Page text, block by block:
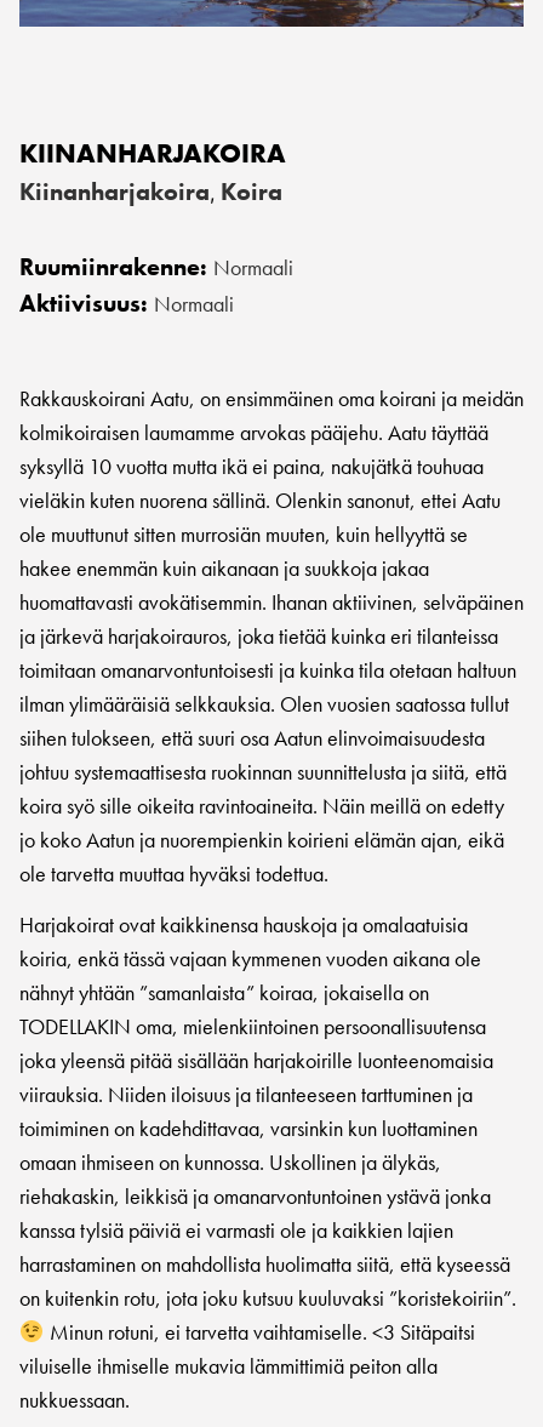
KIINANHARJAKOIRA
Kiinanharjakoira, Koira
Ruumiinrakenne: Normaali
Aktiivisuus: Normaali
Rakkauskoirani Aatu, on ensimmäinen oma koirani ja meidän
kolmikoiraisen laumamme arvokas pääjehu. Aatu täyttää
syksyllä 10 vuotta mutta ikä ei paina, nakujätkä touhuaa
vieläkin kuten nuorena sällinä. Olenkin sanonut, ettei Aatu
ole muuttunut sitten murrosiän muuten, kuin hellyyttä se
hakee enemmän kuin aikanaan ja suukkoja jakaa
huomattavasti avokätisemmin. Ihanan aktiivinen, selväpäinen
ja järkevä harjakoirauros, joka tietää kuinka eri tilanteissa
toimitaan omanarvontuntoisesti ja kuinka tila otetaan haltuun
ilman ylimääräisiä selkkauksia. Olen vuosien saatossa tullut
siihen tulokseen, että suuri osa Aatun elinvoimaisuudesta
johtuu systemaattisesta ruokinnan suunnittelusta ja siitä, että
koira syö sille oikeita ravintoaineita. Näin meillä on edetty
jo koko Aatun ja nuorempienkin koirieni elämän ajan, eikä
ole tarvetta muuttaa hyväksi todettua.
Harjakoirat ovat kaikkinensa hauskoja ja omalaatuisia
koiria, enkä tässä vajaan kymmenen vuoden aikana ole
nähnyt yhtään ”samanlaista” koiraa, jokaisella on
TODELLAKIN oma, mielenkiintoinen persoonallisuutensa
joka yleensä pitää sisällään harjakoirille luonteenomaisia
viirauksia. Niiden iloisuus ja tilanteeseen tarttuminen ja
toimiminen on kadehdittavaa, varsinkin kun luottaminen
omaan ihmiseen on kunnossa. Uskollinen ja älykäs,
riehakaskin, leikkisä ja omanarvontuntoinen ystävä jonka
kanssa tylsiä päiviä ei varmasti ole ja kaikkien lajien
harrastaminen on mahdollista huolimatta siitä, että kyseessä
on kuitenkin rotu, jota joku kutsuu kuuluvaksi ”koristekoiriin”.
Minun rotuni, ei tarvetta vaihtamiselle. <3 Sitäpaitsi
viluiselle ihmiselle mukavia lämmittimiä peiton alla
nukkuessaan.